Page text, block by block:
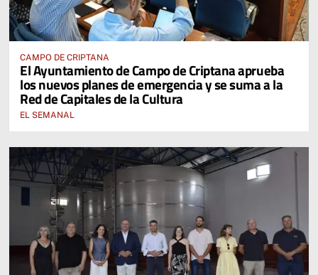
CAMPO DE CRIPTANA
El Ayuntamiento de Campo de Criptana aprueba
los nuevos planes de emergencia y se suma a la
Red de Capitales de la Cultura
EL SEMANAL